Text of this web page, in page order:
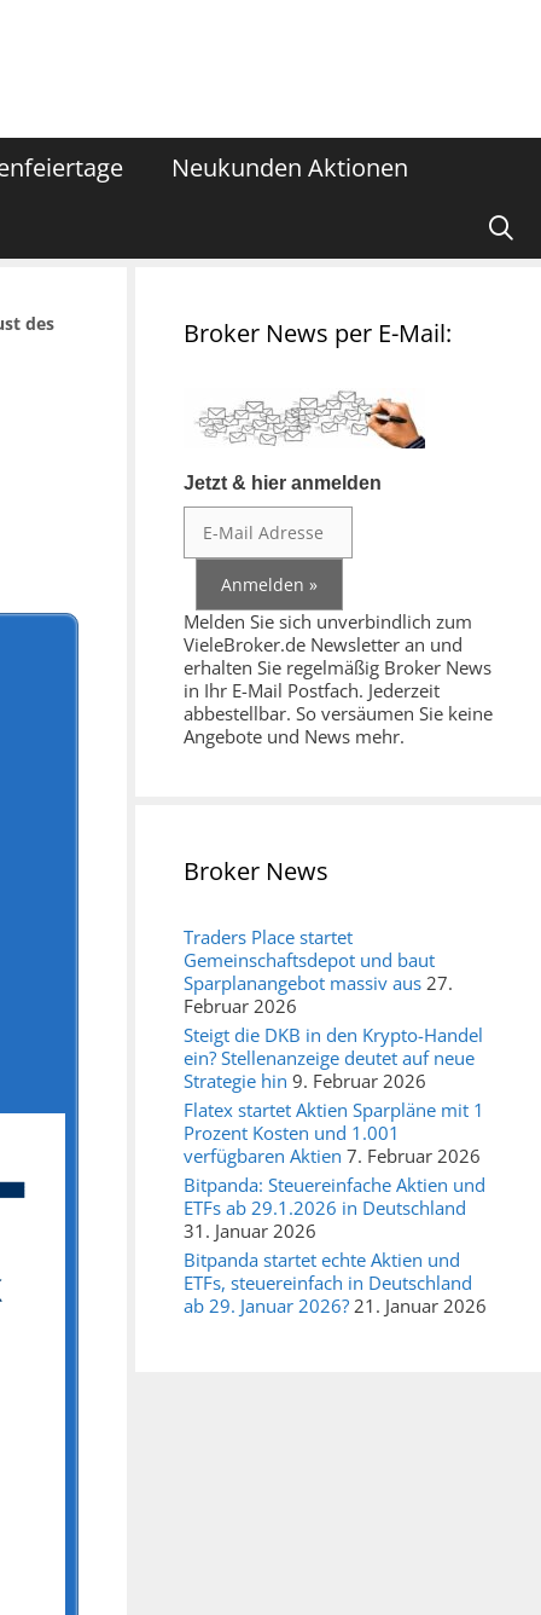
Neukunden Aktionen
des Broker News per E-Mail:
Jetzt & hier anmelden
Melden Sie sich unverbindlich zum
VieleBroker.de Newsletter an und
erhalten Sie regelmäßig Broker News
in Ihr E-Mail Postfach. Jederzeit
abbestellbar. So versäumen Sie keine
Angebote und News mehr.
Broker News
Traders Place startet
Gemeinschaftsdepot und baut
Sparplanangebot massiv aus 27.
Februar 2026
Steigt die DKB in den Krypto-Handel
ein? Stellenanzeige deutet auf neue
Strategie hin 9. Februar 2026
Flatex startet Aktien Sparpläne mit 1
Prozent Kosten und 1.001
verfügbaren Aktien 7. Februar 2026
Bitpanda: Steuereinfache Aktien und
ETFs ab 29.1.2026 in Deutschland
31. Januar 2026
Bitpanda startet echte Aktien und
ETFs, steuereinfach in Deutschland
ab 29. Januar 2026? 21. Januar 2026